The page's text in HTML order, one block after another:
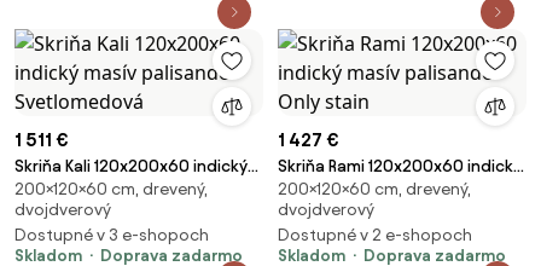
1 511 €
Skriňa Kali 120x200x60 indický
masív palisander Svetlomedová
200×120×60 cm, drevený,
dvojdverový
Dostupné v 3 e-shopoch
Skladom
Doprava zadarmo
1 427 €
Skriňa Rami 120x200x60 indický
masív palisander Only stain
200×120×60 cm, drevený,
dvojdverový
Dostupné v 2 e-shopoch
Skladom
Doprava zadarmo